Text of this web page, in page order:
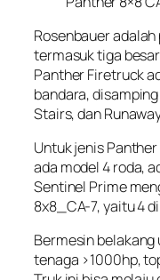
Rosenbauer
termasuk tiga
Panther Firetruck
bandara,
Stairs, dan
Untuk jenis
ada model 4 roda,
Sentinel Prime
8x8_CA-7, yaitu 4
Bermesin
tenaga >1000hp,